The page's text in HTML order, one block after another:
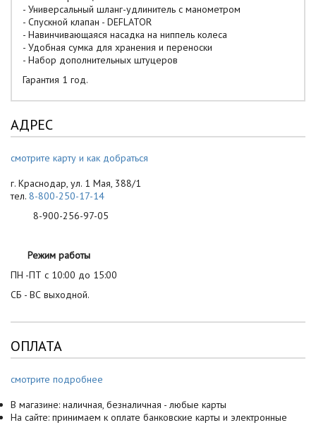
- Универсальный шланг-удлинитель с манометром
- Спускной клапан - DEFLATOR
- Навинчивающаяся насадка на ниппель колеса
- Удобная сумка для хранения и переноски
- Набор дополнительных штуцеров
Гарантия 1 год.
АДРЕС
смотрите карту и как добраться
г. Краснодар, ул. 1 Мая, 388/1
тел. 8-800-250-17-14
8-900-256-97-05
Режим работы
ПН -ПТ с 10:00 до 15:00
СБ - ВС выходной.
ОПЛАТА
смотрите подробнее
В магазине: наличная, безналичная - любые карты
На сайте: принимаем к оплате банковские карты и электронные